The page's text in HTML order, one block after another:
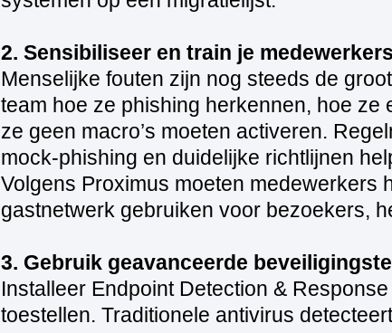
2. Sensibiliseer en train je medewerkers
Menselijke fouten zijn nog steeds de
team hoe ze phishing herkennen, hoe ze
ze geen macro’s moeten activeren.
mock‑phishing en duidelijke richtlijnen
Volgens Proximus moeten medewerkers
gastnetwerk gebruiken voor bezoekers,
3. Gebruik geavanceerde
Installeer Endpoint Detection &
toestellen. Traditionele antivirus